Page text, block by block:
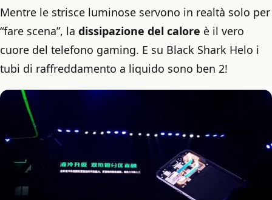
Mentre le strisce luminose servono in realtà solo per
“fare scena”, la dissipazione del calore è il vero
cuore del telefono gaming. E su Black Shark Helo i
tubi di raffreddamento a liquido sono ben 2!